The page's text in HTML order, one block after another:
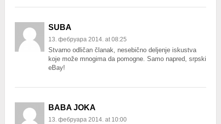
SUBA
13. фебруара 2014. at 08:25
Stvarno odličan članak, nesebično deljenje iskustva
koje može mnogima da pomogne. Samo napred, srpski
eBay!
BABA JOKA
13. фебруара 2014. at 10:00